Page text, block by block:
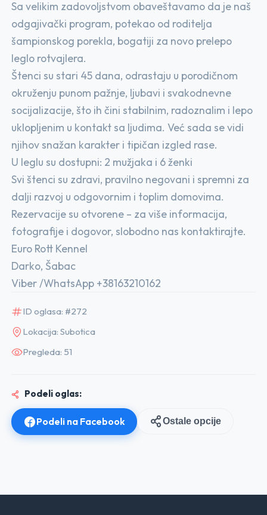
Sa velikim zadovoljstvom obaveštavamo da je naš
odgajivački program, potekao od roditelja
šampionskog porekla, bogatiji za novo prelepo
leglo rotvajlera.
Štenci su stari 45 dana, odrastaju u porodičnom
okruženju punom pažnje, ljubavi i svakodnevne
socijalizacije, što ih čini stabilnim, radoznalim i lepo
uklopljenim u kontakt sa ljudima. Već sada se vidi
njihov snažan karakter i tipičan izgled rase.
U leglu su dostupni: 2 mužjaka i 6 ženki
Svi štenci su zdravi, pravilno negovani i spremni za
dalji razvoj u odgovornim i toplim domovima.
Rezervacije su otvorene – za više informacija,
fotografije i dogovor, slobodno nas kontaktirajte.
Euro Rott Kennel
Darko, Šabac
Viber /WhatsApp +38163210162
ID oglasa: #272
Lokacija: Subotica
Pregleda: 51
Podeli oglas:
Podeli na Facebook Ostale opcije